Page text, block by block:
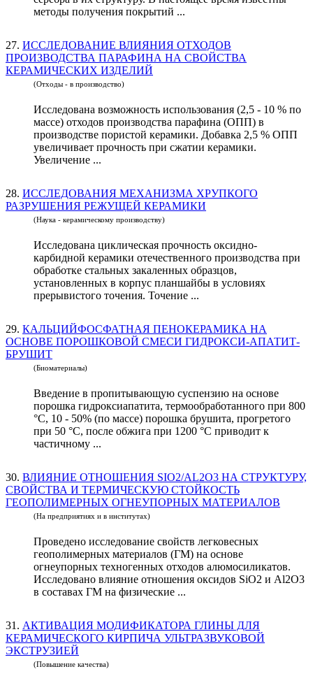
методы получения покрытий ...
27. ИССЛЕДОВАНИЕ ВЛИЯНИЯ ОТХОДОВ
ПРОИЗВОДСТВА ПАРАФИНА НА СВОЙСТВА
КЕРАМИЧЕСКИХ ИЗДЕЛИЙ
(Отходы - в производство)
Исследована возможность использования (2,5 - 10 % по
массе) отходов производства парафина (ОПП) в
производстве пористой керамики. Добавка 2,5 % ОПП
увеличивает прочность при сжатии керамики.
Увеличение ...
28. ИССЛЕДОВАНИЯ МЕХАНИЗМА ХРУПКОГО
РАЗРУШЕНИЯ РЕЖУЩЕЙ КЕРАМИКИ
(Наука - керамическому производству)
Исследована циклическая прочность оксидно-
карбидной керамики отечественного производства при
обработке стальных закаленных образцов,
установленных в корпус планшайбы в условиях
прерывистого точения. Точение ...
29. КАЛЬЦИЙФОСФАТНАЯ ПЕНОКЕРАМИКА НА
ОСНОВЕ ПОРОШКОВОЙ СМЕСИ ГИДРОКСИ-АПАТИТ-
БРУШИТ
(Биоматериалы)
Введение в пропитывающую суспензию на основе
порошка гидроксиапатита, термообработанного при 800
°С, 10 - 50% (по массе) порошка брушита, прогретого
при 50 °С, после обжига при 1200 °С приводит к
частичному ...
30. ВЛИЯНИЕ ОТНОШЕНИЯ SIO2/AL2O3 НА СТРУКТУРУ,
СВОЙСТВА И ТЕРМИЧЕСКУЮ СТОЙКОСТЬ
ГЕОПОЛИМЕРНЫХ ОГНЕУПОРНЫХ МАТЕРИАЛОВ
(На предприятиях и в институтах)
Проведено исследование свойств легковесных
геополимерных материалов (ГМ) на основе
огнеупорных техногенных отходов алюмосиликатов.
Исследовано влияние отношения оксидов SiO2 и Al2O3
в составах ГМ на физические ...
31. АКТИВАЦИЯ МОДИФИКАТОРА ГЛИНЫ ДЛЯ
КЕРАМИЧЕСКОГО КИРПИЧА УЛЬТРАЗВУКОВОЙ
ЭКСТРУЗИЕЙ
(Повышение качества)